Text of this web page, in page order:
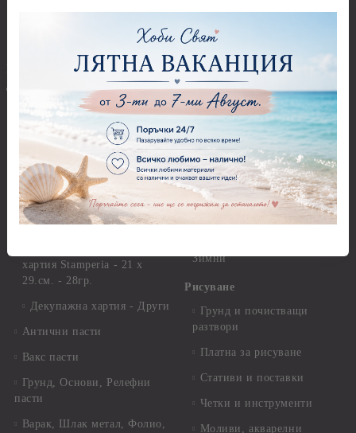
Самосъхнеща глина
Приложни техники и
Декупаж
Декупажна хартия
Оризова декупажна
хартия А4 - Alchemy of Art -
25-30 гр.
Оризова декупажна хартия
А4 - Itd. Collection - 25-30
гр.
хартия Stamperia - 21 х
29.см. - 28гр.
Декупажна хартия - Други
Антични пасти
Вакс пасти
Грунд, Основи, Релефни
пасти
Варак, Шлак метал, Фолио,
Ъглови перфоратори
Перфоратори Основни
Фигури - кръгове, овали
Перфоратори - Сърца и
звезди
Перфоратори - Цветя, листа
и клонки
Перфоратори - Детски
Перфоратори - Животни
Зимни
Рисуване
Грунд и почистващи
разтвори
Платна за рисуване
Стативи и поставки
Четки и инструменти
Моливи, акварелни